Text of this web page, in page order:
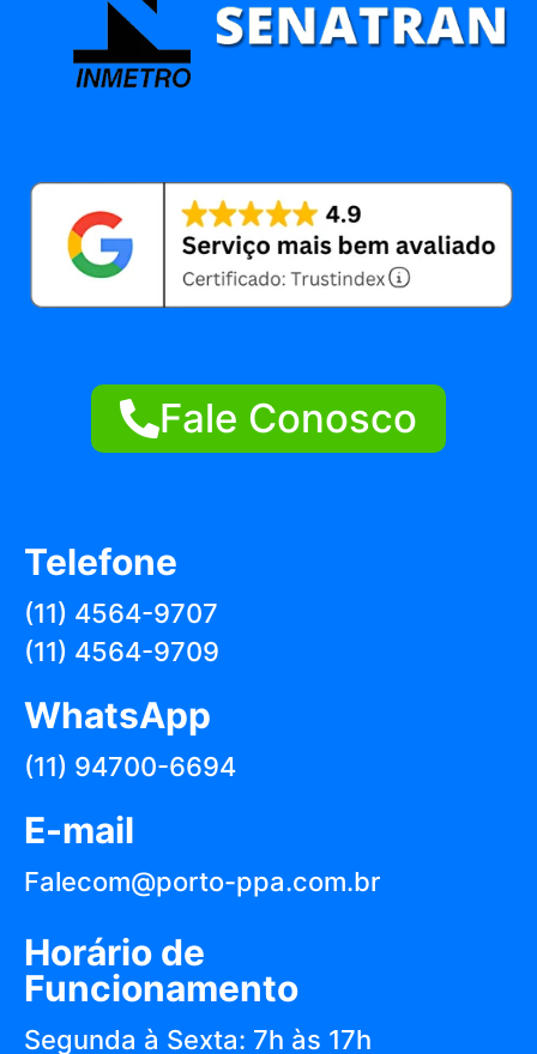
Fale Conosco
Telefone
(11) 4564-9707
(11) 4564-9709
WhatsApp
(11) 94700-6694
E-mail
Falecom@porto-ppa.com.br
Horário de
Funcionamento
Segunda à Sexta: 7h às 17h